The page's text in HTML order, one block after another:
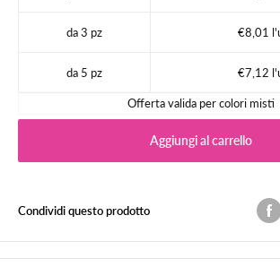
da 3 pz €8,01
da 5 pz €7,12
Offerta valida per colori misti
Aggiungi al carrello
Condividi questo prodotto